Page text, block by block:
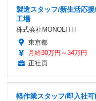
製造スタッフ/新生活応
工場
株式会社MONOLITH
東京都
月給30万円～34万円
正社員
軽作業スタッフ/即入社